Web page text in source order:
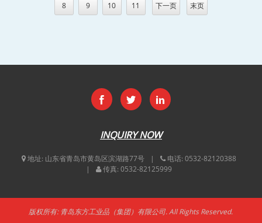
8 9 10 11 下一页 末页
INQUIRY NOW
地址: 山东省青岛市黄岛区滨湖路77号 电话: 0532-82120388
传真: 0532-82125999
版权所有: 青岛东方工业品（集团）有限公司. All Rights Reserved.